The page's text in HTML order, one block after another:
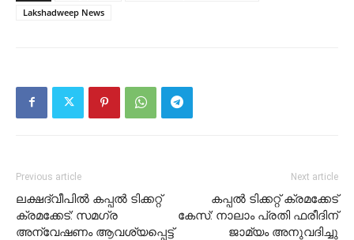
Lakshadweep News
Previous article
ലക്ഷദ്വീപിൽ കപ്പൽ ടിക്കറ്റ്
ക്രമക്കേട്: സമഗ്ര
അന്വേഷണം ആവശ്യപ്പെട്ട്
Next article
കപ്പൽ ടിക്കറ്റ് ക്രമക്കേട്
കേസ്: നാലാം പ്രതി ഫരീദിന്
ജാമ്യം അനുവദിച്ചു